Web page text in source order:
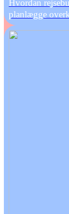
Hvordan
planlægge